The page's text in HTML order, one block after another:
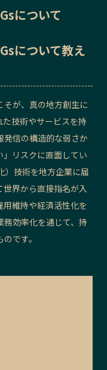
について
について教え
が、真の地方創生に
技術やサービスを持
発信の構造的な弱さか
リスクに直面してい
）技術を地方企業に届
界から直接指名が入
維持や経済活性化を
効率化を通じて、持
です。